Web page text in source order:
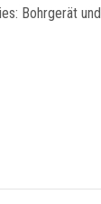
: Bohrgerät und